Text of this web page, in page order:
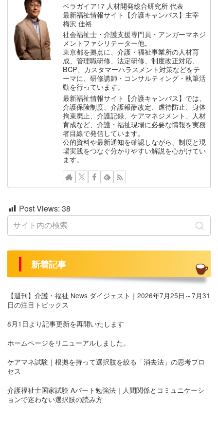
ベラガイア17 人材開発総合研究所 代表
最新福祉情報サイト【介護キャンパス】主宰
梅沢 佳裕
社会福祉士・介護支援専門員・アンガーマネジ
メントファシリテーター他。
東京都を拠点に、介護・福祉事業所の人材育
成、管理職研修、法定研修、制度改正対応、
BCP、カスタマーハラスメント対策などをテ
ーマに、研修講師・コンサルティング・執筆活
動を行っています。
最新福祉情報サイト【介護キャンパス】では、
介護保険制度、介護報酬改定、虐待防止、身体
拘束廃止、介護記録、ケアマネジメント、人材
育成など、介護・福祉現場に必要な情報を実務
者目線で発信しています。
公的資料や最新通知を確認しながら、制度と現
場実践をつなぐ分かりやすい解説を心がけてい
ます。
Post Views: 38
新着記事
【週刊】介護・福祉 News ダイジェスト｜2026年7月25日～7月31
日の注目トピックス
8月1日より記事更新を再開いたします
ホームページをリニューアルしました。
ケアマネ試験｜根拠を持って選択肢を絞る「消去法」の思考プロ
セス
介護福祉士国家試験 Aパート勉強法｜人間関係とコミュニケーシ
ョンで迷わない選択肢の読み方